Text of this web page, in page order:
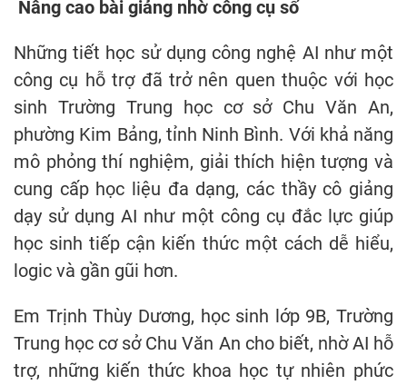
Nâng cao bài giảng nhờ công cụ số
Những tiết học sử dụng công nghệ AI như một
công cụ hỗ trợ đã trở nên quen thuộc với học
sinh Trường Trung học cơ sở Chu Văn An,
phường Kim Bảng, tỉnh Ninh Bình. Với khả năng
mô phỏng thí nghiệm, giải thích hiện tượng và
cung cấp học liệu đa dạng, các thầy cô giảng
dạy sử dụng AI như một công cụ đắc lực giúp
học sinh tiếp cận kiến thức một cách dễ hiểu,
logic và gần gũi hơn.
Em Trịnh Thùy Dương, học sinh lớp 9B, Trường
Trung học cơ sở Chu Văn An cho biết, nhờ AI hỗ
trợ, những kiến thức khoa học tự nhiên phức